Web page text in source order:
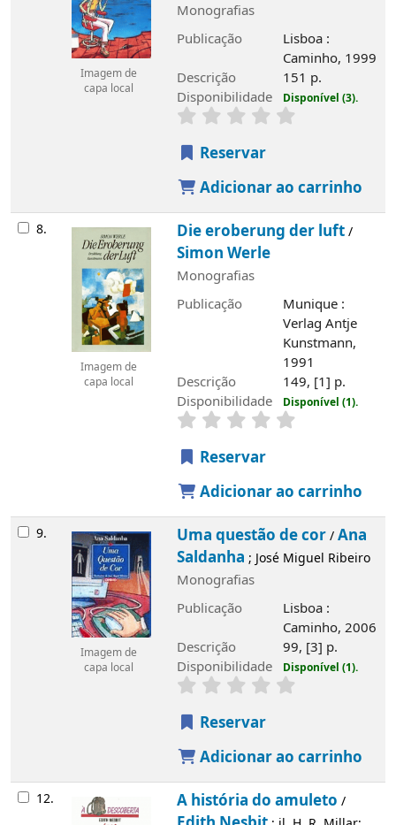
Imagem de
capa local
Monografias
Publicação
Lisboa :
Caminho, 1999
Descrição
151 p.
Disponibilidade
Disponível (3).
Reservar
Adicionar ao carrinho
8.
Imagem de
capa local
Die eroberung der luft/
Simon Werle
Monografias
Publicação
Munique :
Verlag Antje
Kunstmann,
1991
Descrição
149, [1] p.
Disponibilidade
Disponível (1).
Reservar
Adicionar ao carrinho
9.
Imagem de
capa local
Uma questão de cor/Ana
Saldanha ; José Miguel Ribeiro
Monografias
Publicação
Lisboa :
Caminho, 2006
Descrição
99, [3] p.
Disponibilidade
Disponível (1).
Reservar
Adicionar ao carrinho
12. A história do amuleto /